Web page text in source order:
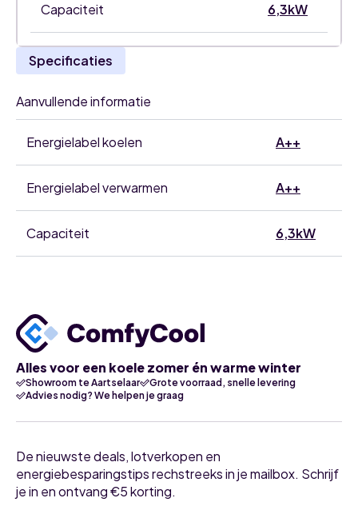
Capaciteit 6,3kW
Specificaties
Aanvullende informatie
Energielabel koelen A++
Energielabel verwarmen A++
Capaciteit 6,3kW
Alles voor een koele zomer én warme winter
Showroom te Aartselaar
Grote voorraad, snelle levering
Advies nodig? We helpen je graag
De nieuwste deals, lotverkopen en
energiebesparingstips rechstreeks in je mailbox. Schrijf
je in en ontvang €5 korting.